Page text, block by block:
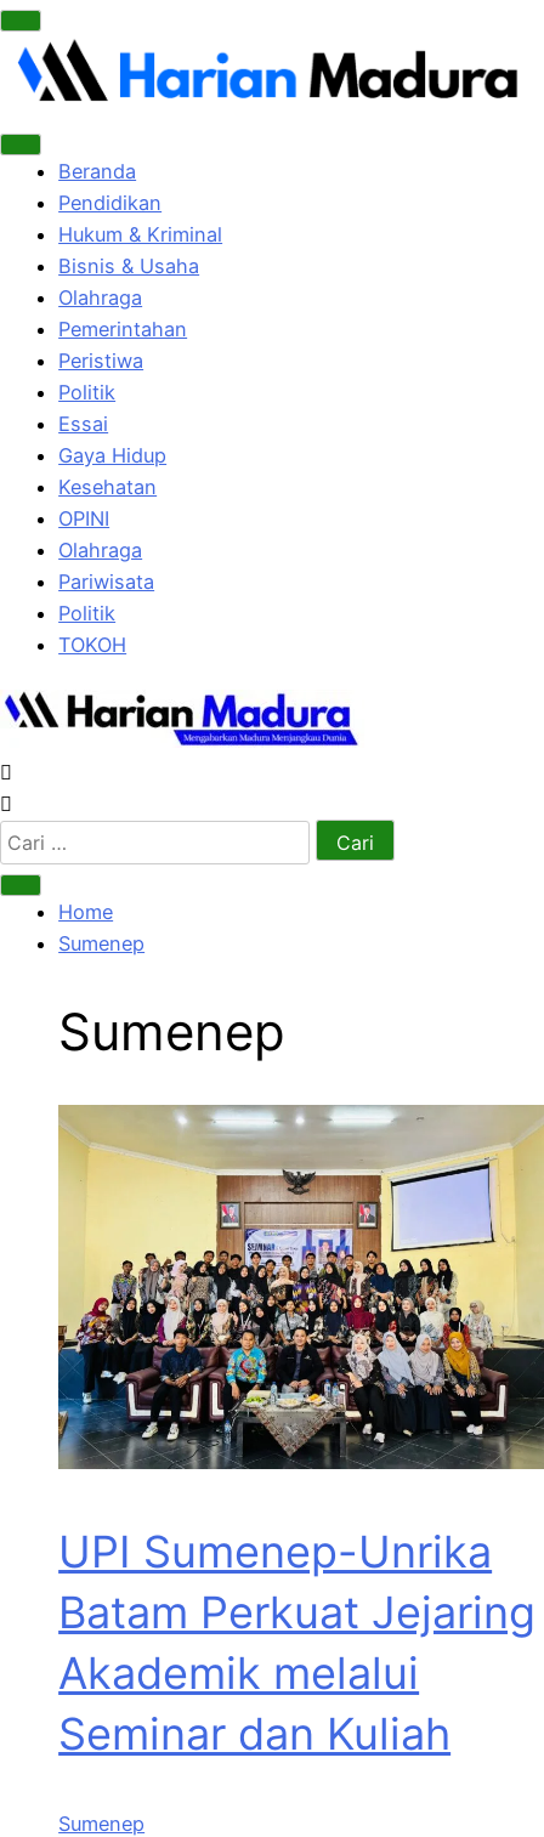
Beranda
Pendidikan
Hukum & Kriminal
Bisnis & Usaha
Olahraga
Pemerintahan
Peristiwa
Politik
Essai
Gaya Hidup
Kesehatan
OPINI
Olahraga
Pariwisata
Politik
TOKOH
Cari
untuk:
Home
Sumenep
Sumenep
UPI Sumenep-Unrika
Batam Perkuat Jejaring
Akademik melalui
Seminar dan Kuliah
Sumenep